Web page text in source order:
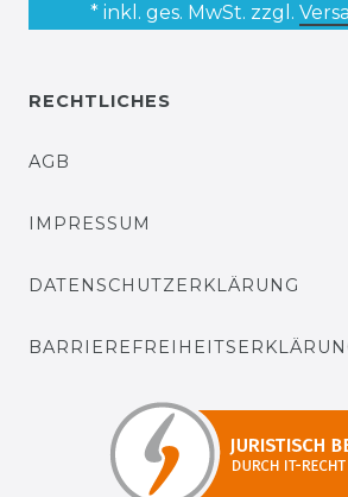
* inkl. ges. MwSt. zzgl.
RECHTLICHES
AGB
IMPRESSUM
DATENSCHUTZERKLÄRUNG